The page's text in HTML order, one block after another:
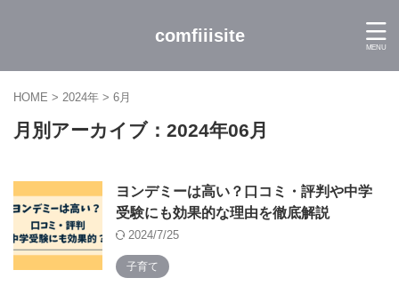
comfiiisite
HOME > 2024年 > 6月
月別アーカイブ：2024年06月
ヨンデミーは高い？口コミ・評判や中学
受験にも効果的な理由を徹底解説
2024/7/25
子育て